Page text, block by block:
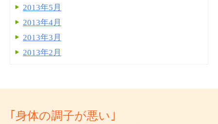
2013年5月
2013年4月
2013年3月
2013年2月
｢身体の調子が悪い｣